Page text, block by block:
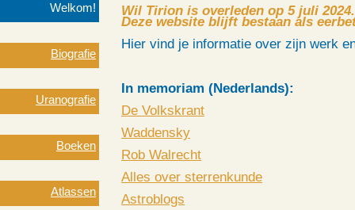
Welkom!
Biografie
Uranografie
Boeken
Atlassen
Wil Tirion is overleden op 5 juli 2024.
Deze website blijft bestaan als
Hier vind je informatie over zijn werk
In memoriam (Nederlands):
De Volkskrant
Waddensky
Rob Walrecht
Alles over sterrenkunde
Astroblogs